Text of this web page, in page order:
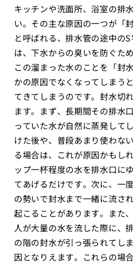
キッチンや洗面所、浴室の排
い。その主な原因の一つが「
と呼ばれる、排水管の途中の
は、下水からの臭いを防ぐた
この溜まった水のことを「封
かの原因でなくなってしまう
てきてしまうのです。封水切
ます。まず、長期間その排水
っていた水が自然に蒸発して
けた後や、普段あまり使わな
る場合は、これが原因かもし
ップ一杯程度の水を排水口に
てあげるだけです。次に、一
の勢いで封水まで一緒に流さ
起こることがあります。また
人が大量の水を流した際に、
の階の封水が引っ張られてし
因となりえます。これらの場